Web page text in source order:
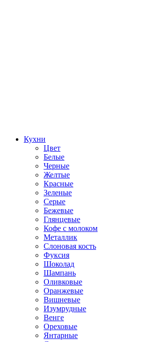
Кухни
Цвет
Белые
Черные
Желтые
Красные
Зеленые
Серые
Бежевые
Глянцевые
Кофе с молоком
Металлик
Слоновая кость
Фуксия
Шоколад
Шампань
Оливковые
Оранжевые
Вишневые
Изумрудные
Венге
Ореховые
Янтарные